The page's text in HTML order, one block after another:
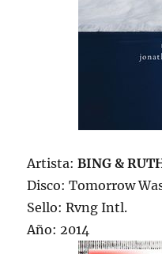
Artista:BING &
Disco: Tomorrow
Sello: Rvng Intl.
Año: 2014